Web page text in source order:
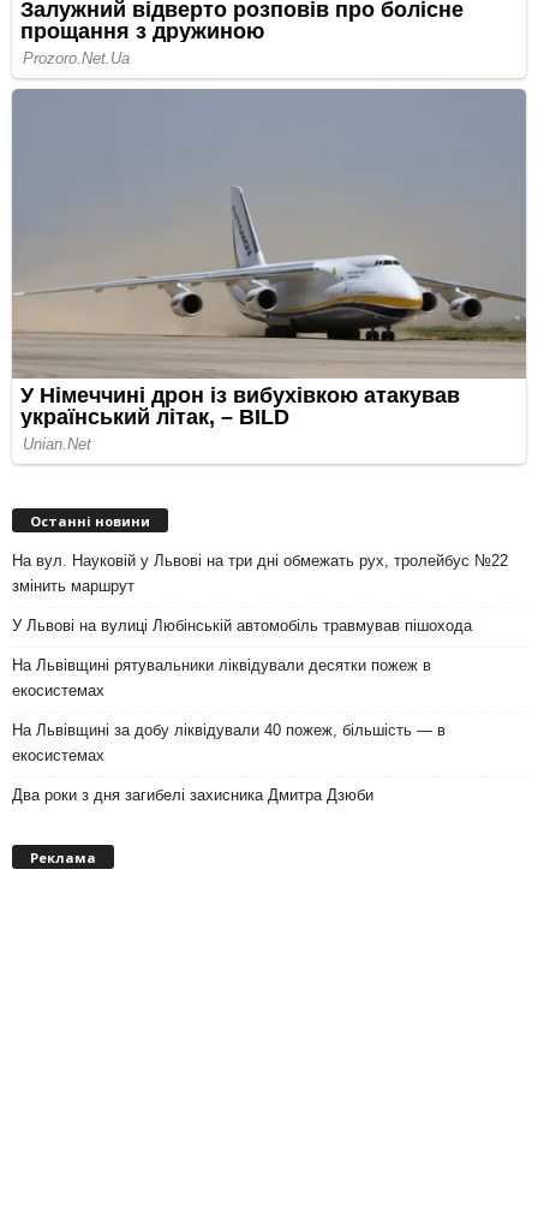
Останні новини
На вул. Науковій у Львові на три дні обмежать рух, тролейбус №22
змінить маршрут
У Львові на вулиці Любінській автомобіль травмував пішохода
На Львівщині рятувальники ліквідували десятки пожеж в
екосистемах
На Львівщині за добу ліквідували 40 пожеж, більшість — в
екосистемах
Два роки з дня загибелі захисника Дмитра Дзюби
Реклама